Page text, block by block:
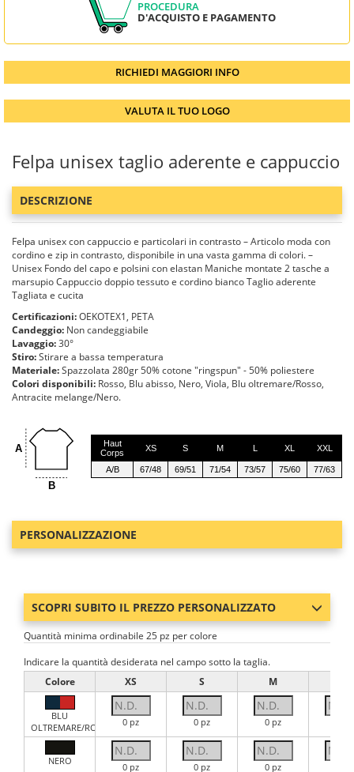
PROCEDURA
D'ACQUISTO E PAGAMENTO
RICHIEDI MAGGIORI INFO
VALUTA IL TUO LOGO
Felpa unisex taglio aderente e cappuccio
DESCRIZIONE
Felpa unisex con cappuccio e particolari in contrasto – Articolo moda con
cordino e zip in contrasto, disponibile in una vasta gamma di colori. –
Unisex Fondo del capo e polsini con elastan Maniche montate 2 tasche a
marsupio Cappuccio doppio tessuto e cordino bianco Taglio aderente
Tagliata e cucita
Certificazioni:OEKOTEX1, PETA
Candeggio: Non candeggiabile
Lavaggio:30°
Stiro:Stirare a bassa temperatura
Materiale:Spazzolata 280gr 50% cotone "ringspun" - 50% poliestere
Colori disponibili: Rosso, Blu abisso, Nero, Viola, Blu oltremare/Rosso,
Antracite melange/Nero.
A
B
Haut
Corps
XS S M L XL XXL
A/B 67/48 69/51 71/54 73/57 75/60 77/63
PERSONALIZZAZIONE
SCOPRI SUBITO IL PREZZO PERSONALIZZATO
Quantità minima ordinabile 25 pz per colore
Indicare la quantità desiderata nel campo sotto la taglia.
Colore
XS S M
BLU
OLTREMARE/ROSSO
0 pz 0 pz 0 pz
NERO
0 pz 0 pz 0 pz